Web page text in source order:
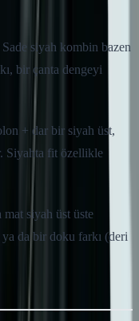
siyah kombin bazen
bir çanta dengeyi
+ dar bir siyah üst,
Siyahta fit özellikle
mat siyah üst üste
da bir doku farkı (deri